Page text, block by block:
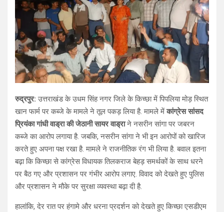
रुद्रपुर: उत्तराखंड के उधम सिंह नगर जिले के किच्छा में पिपलिया मोड़ स्थित
खान फार्म पर कब्जे के मामले ने तूल पकड़ लिया है. मामले मेंकांग्रेस सांसद
प्रियंका गांधी वाड्रा की जेठानी सायर वाड्राने नसरीन सांगा पर जबरन
कब्जे का आरोप लगाया है. जबकि, नसरीन सांगा ने भी इन आरोपों को खारिज
करते हुए अपना पक्ष रखा है. मामले ने राजनीतिक रंग भी लिया है. बवाल इतना
बढ़ा कि किच्छा से कांग्रेस विधायक तिलकराज बेहड़ समर्थकों के साथ धरने
पर बैठ गए और प्रशासन पर गंभीर आरोप लगाए. विवाद को देखते हुए पुलिस
और प्रशासन ने मौके पर सुरक्षा व्यवस्था बढ़ा दी है.
हालांकि, देर रात पर हंगामे और धरना प्रदर्शन को देखते हुए किच्छा एसडीएम